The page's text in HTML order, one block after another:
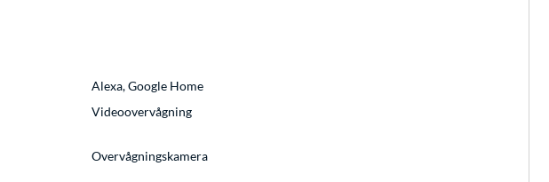
Alexa, Google Home
Videoovervågning
Overvågningskamera